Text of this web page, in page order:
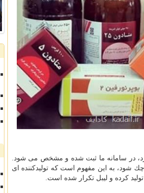
در سامانه ما ثبت شده و مشخص می شود.
چك شود، به این مفهوم است كه تولیدكننده ای